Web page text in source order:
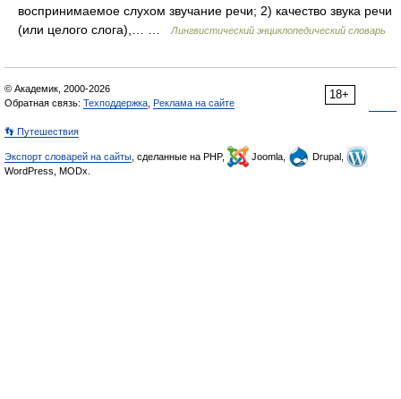
воспринимаемое слухом звучание речи; 2) качество звука речи
(или целого слога),… …
Лингвистический энциклопедический словарь
18+
© Академик, 2000-2026
Обратная связь: Техподдержка Реклама на сайте
👣 Путешествия
Экспорт словарей на сайты , сделанные на PHP, Joomla,
Drupal,
WordPress, MODx.